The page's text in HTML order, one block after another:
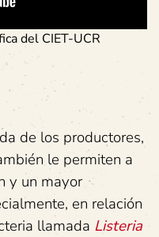
del CIET-UCR
de los productores,
le permiten a
y un mayor
en relación
llamada Listeria